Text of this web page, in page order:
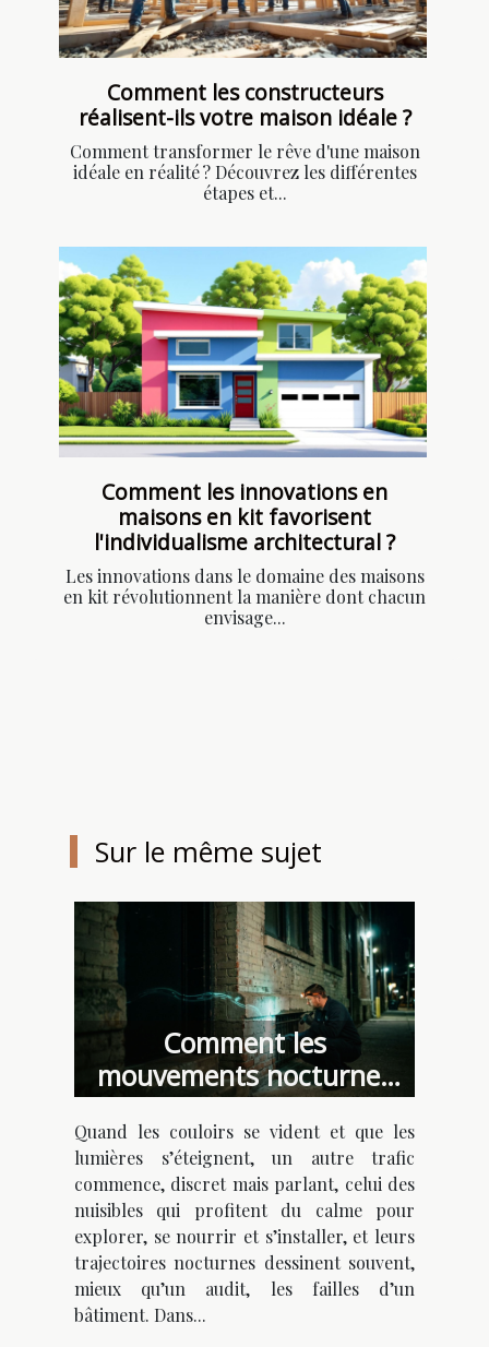
Comment les constructeurs
réalisent-ils votre maison idéale ?
Comment transformer le rêve d'une maison
idéale en réalité ? Découvrez les différentes
étapes et...
Comment les innovations en
maisons en kit favorisent
l'individualisme architectural ?
Les innovations dans le domaine des maisons
en kit révolutionnent la manière dont chacun
envisage...
Sur le même sujet
Comment les
mouvements nocturnes
des nuisibles révèlent les
failles de sécurité d’un
bâtiment
Quand les couloirs se vident et que les
lumières s’éteignent, un autre trafic
commence, discret mais parlant, celui des
nuisibles qui profitent du calme pour
explorer, se nourrir et s’installer, et leurs
trajectoires nocturnes dessinent souvent,
mieux qu’un audit, les failles d’un
bâtiment. Dans...